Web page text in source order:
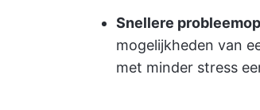
Snellere
mogelijkheden van
met minder stress